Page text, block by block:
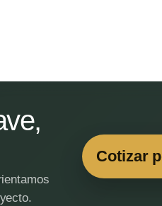
Cotizar